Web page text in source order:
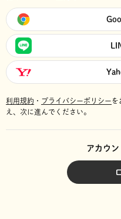
利用規約 ・ プライバシーポリシーを
え、次に進んでください。
アカウ